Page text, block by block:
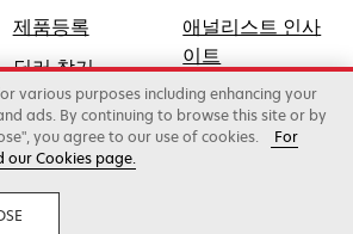
서
열
림
제품등록
딜러 찾기
애널리스트 인사
이트
Inc., 제록스 계열사
유.
various purposes including enhancing your
ads. By continuing to browse this site or by
you agree to our use of cookies.
For
our Cookies page.